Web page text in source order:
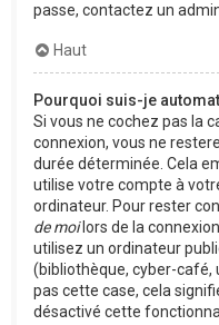
passe, contactez un
Haut
Pourquoi suis-je
Si vous ne cochez pas la
connexion, vous ne
durée déterminée. Cela
utilise votre compte à
ordinateur. Pour rester
de moilors de la
utilisez un ordinateur
(bibliothèque, cyber-café,
pas cette case, cela
désactivé cette